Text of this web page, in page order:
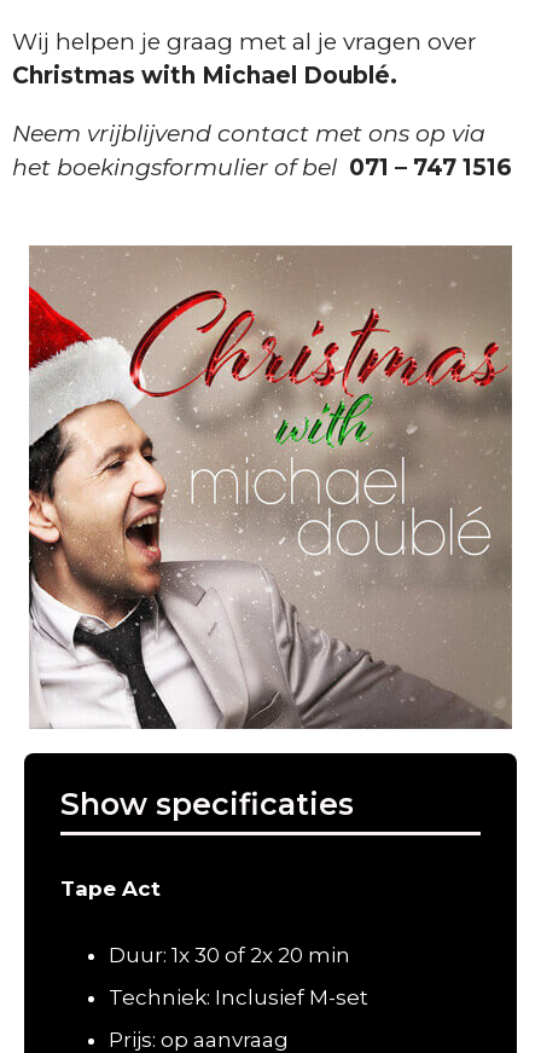
Wij helpen je graag met al je vragen over
Christmas with Michael Doublé.
Neem vrijblijvend contact met ons op via
het boekingsformulier of bel 071 – 747 1516
Show specificaties
Tape Act
Duur: 1x 30 of 2x 20 min
Techniek: Inclusief M-set
Prijs: op aanvraag